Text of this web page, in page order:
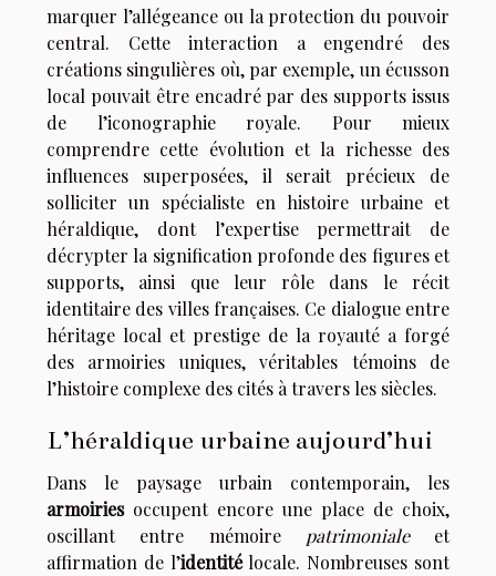
marquer l’allégeance ou la protection du pouvoir
central. Cette interaction a engendré des
créations singulières où, par exemple, un écusson
local pouvait être encadré par des supports issus
de l’iconographie royale. Pour mieux
comprendre cette évolution et la richesse des
influences superposées, il serait précieux de
solliciter un spécialiste en histoire urbaine et
héraldique, dont l’expertise permettrait de
décrypter la signification profonde des figures et
supports, ainsi que leur rôle dans le récit
identitaire des villes françaises. Ce dialogue entre
héritage local et prestige de la royauté a forgé
des armoiries uniques, véritables témoins de
l’histoire complexe des cités à travers les siècles.
L’héraldique urbaine aujourd’hui
Dans le paysage urbain contemporain, les
armoiriesoccupent encore une place de choix,
oscillant entre mémoire patrimonialeet
affirmation de l’identitélocale. Nombreuses sont